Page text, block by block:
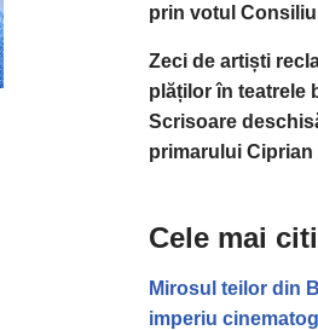
prin votul
Zeci de artiști
plăților în teatrele
Scrisoare
primarului Ciprian
Cele mai
Mirosul teilor din
imperiu